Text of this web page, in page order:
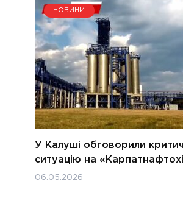
НОВИНИ
У Калуші обговорили
ситуацію на
06.05.2026